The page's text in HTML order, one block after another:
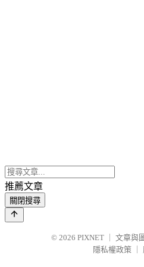
推薦文章
關閉搜尋
© 2026 PIXNET
文章與
隱私權政策